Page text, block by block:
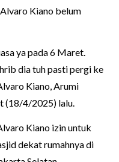
Kiano belum
ya pada 6 Maret.
dia tuh pasti pergi ke
Kiano, Arumi
(18/4/2025) lalu.
Kiano izin untuk
dekat rumahnya di